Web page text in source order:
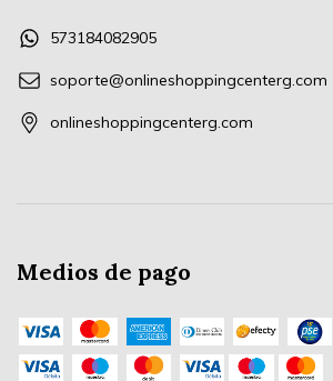
573184082905
soporte@onlineshoppingcenterg.com
onlineshoppingcenterg.com
Medios de pago